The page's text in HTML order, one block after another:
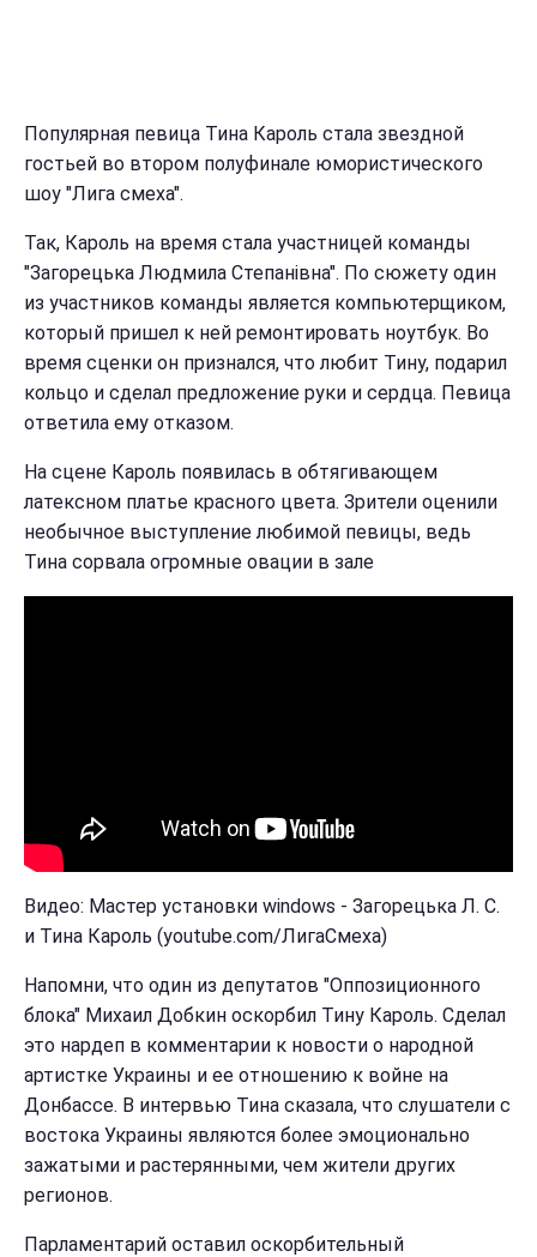
Популярная певица Тина Кароль стала звездной
гостьей во втором полуфинале юмористического
шоу "Лига смеха".
Так, Кароль на время стала участницей команды
"Загорецька Людмила Степанівна". По сюжету один
из участников команды является компьютерщиком,
который пришел к ней ремонтировать ноутбук. Во
время сценки он признался, что любит Тину, подарил
кольцо и сделал предложение руки и сердца. Певица
ответила ему отказом.
На сцене Кароль появилась в обтягивающем
латексном платье красного цвета. Зрители оценили
необычное выступление любимой певицы, ведь
Тина сорвала огромные овации в зале
Видео: Мастер установки windows - Загорецька Л. С.
и Тина Кароль (youtube.com/ЛигаСмеха)
Напомни, что один из депутатов "Оппозиционного
блока" Михаил Добкин оскорбил Тину Кароль. Сделал
это нардеп в комментарии к новости о народной
артистке Украины и ее отношению к войне на
Донбассе. В интервью Тина сказала, что слушатели с
востока Украины являются более эмоционально
зажатыми и растерянными, чем жители других
регионов.
Парламентарий оставил оскорбительный